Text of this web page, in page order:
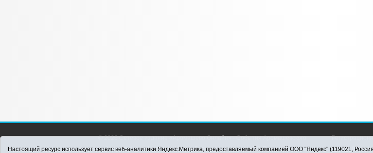
© 2026 Сетевое издание «Аромашево Онлайн» - События Аромашевского
района. Для детей старше 16 лет. Все права защищены © При использовании
службой по
Настоящий ресурс использует сервис веб-аналитики Яндекс.Метрика, предоставляемый компанией ООО "Яндекс" (119021,